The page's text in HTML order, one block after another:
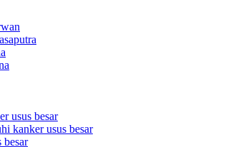
usus besar
kanker usus besar
besar